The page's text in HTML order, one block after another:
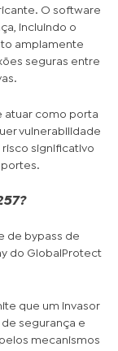
O software
incluindo o
amplamente
seguras entre
atuar como porta
vulnerabilidade
significativo
de bypass de
do GlobalProtect
que um invasor
segurança e
mecanismos